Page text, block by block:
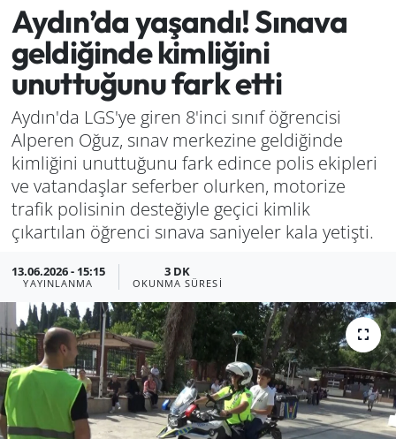
Aydın’da yaşandı! Sınava
geldiğinde kimliğini
unuttuğunu fark etti
Aydın'da LGS'ye giren 8'inci sınıf öğrencisi
Alperen Oğuz, sınav merkezine geldiğinde
kimliğini unuttuğunu fark edince polis ekipleri
ve vatandaşlar seferber olurken, motorize
trafik polisinin desteğiyle geçici kimlik
çıkartılan öğrenci sınava saniyeler kala yetişti.
13.06.2026 - 15:15
YAYINLANMA
3 DK
OKUNMA SÜRESI
Genel
Haber
Izmir
Kütahya
Manisa
Muğla
Politika
Uşak
Son Dakika Haberleri
Haber Arşivi